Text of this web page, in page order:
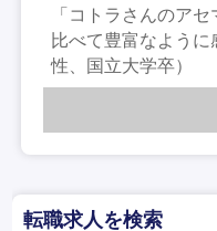
「コトラさんのア
比べて豊富なよう
性、国立大学卒）
転職求人を検索